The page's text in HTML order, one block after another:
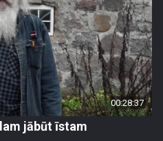
00:28:37
jābūt īstam